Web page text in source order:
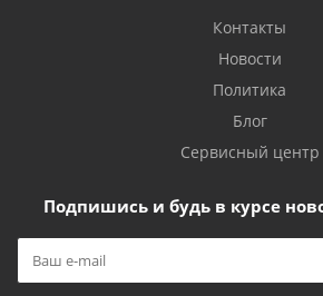
Контакты
Новости
Политика
Блог
Сервисный центр
Подпишись и будь в курсе